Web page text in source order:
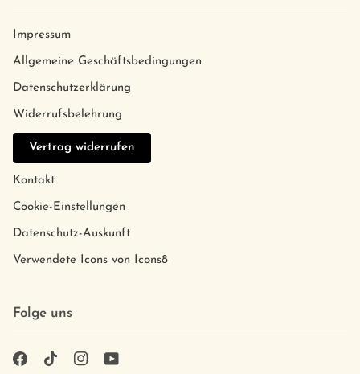
Impressum
Allgemeine Geschäftsbedingungen
Datenschutzerklärung
Widerrufsbelehrung
Vertrag widerrufen
Kontakt
Cookie-Einstellungen
Datenschutz-Auskunft
Verwendete Icons von Icons8
Folge uns